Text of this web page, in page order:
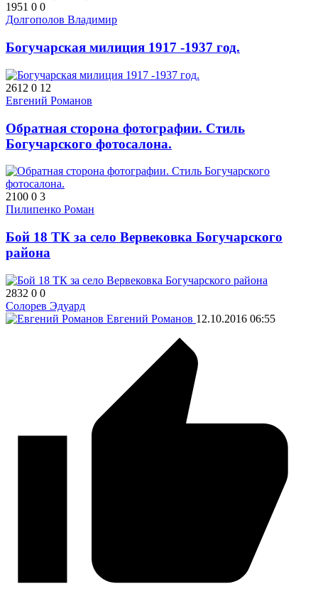
1951 0 0
Долгополов Владимир
Богучарская милиция 1917 -1937 год.
2612 0 12
Евгений Романов
Обратная сторона фотографии. Стиль
Богучарского фотосалона.
2100 0 3
Пилипенко Роман
Бой 18 ТК за село Вервековка Богучарского
района
2832 0 0
Солорев Эдуард
Евгений Романов 12.10.2016 06:55